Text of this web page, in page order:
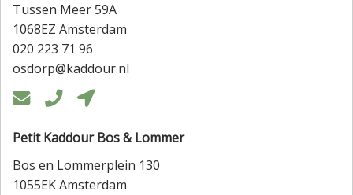
Tussen Meer 59A
1068EZ Amsterdam
020 223 71 96
osdorp@kaddour.nl
  
Petit Kaddour Bos & Lommer
Bos en Lommerplein 130
1055EK Amsterdam